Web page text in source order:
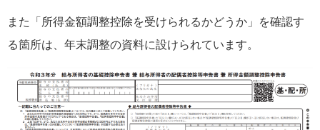
また「所得金額調整控除を受けられるかどうか」を確認す
る箇所は、年末調整の資料に設けられています。